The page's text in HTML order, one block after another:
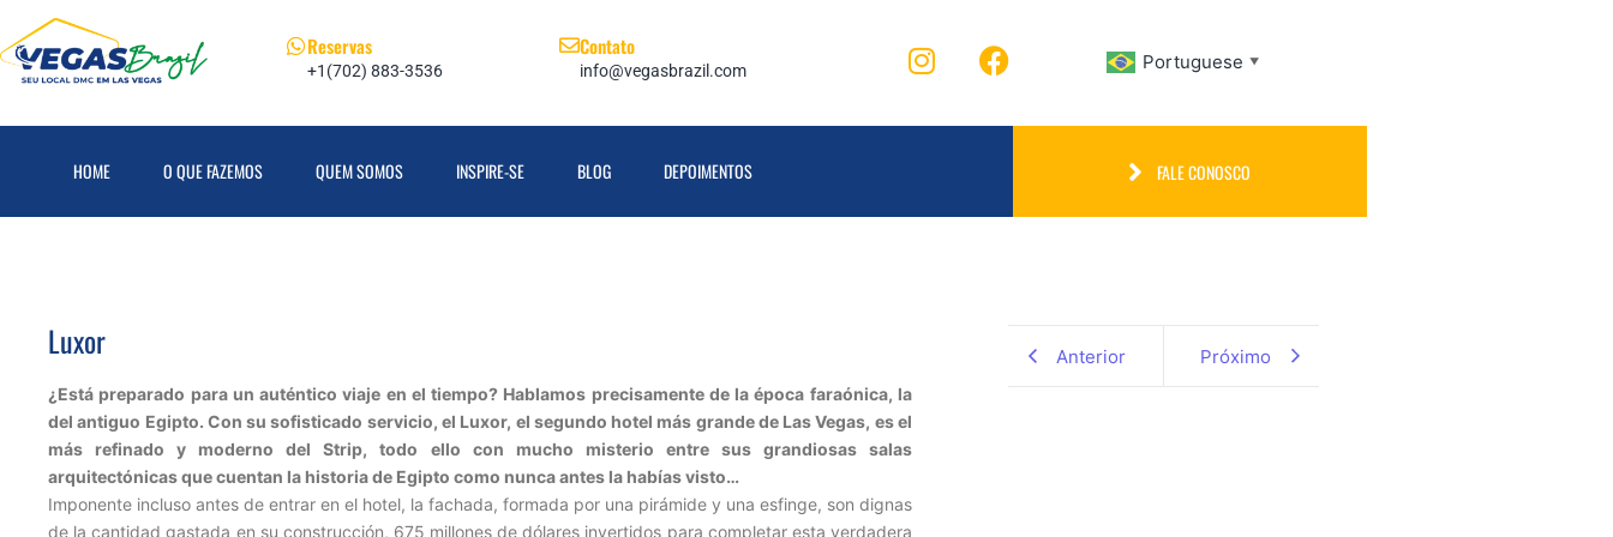
Reservas
+1(702) 883-3536
Contato
info@vegasbrazil.com Portuguese ▼
HOME O QUE FAZEMOS QUEM SOMOS INSPIRE-SE BLOG DEPOIMENTOS FALE CONOSCO
Luxor
¿Está preparado para un auténtico viaje en el tiempo? Hablamos precisamente de la época faraónica, la
del antiguo Egipto. Con su sofisticado servicio, el Luxor, el segundo hotel más grande de Las Vegas, es el
más refinado y moderno del Strip, todo ello con mucho misterio entre sus grandiosas salas
arquitectónicas que cuentan la historia de Egipto como nunca antes la habías visto…
Imponente incluso antes de entrar en el hotel, la fachada, formada por una pirámide y una esfinge, son dignas
de la cantidad gastada en su construcción, 675 millones de dólares invertidos para completar esta verdadera
Anterior Próximo